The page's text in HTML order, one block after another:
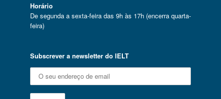
Horário
De segunda a sexta-feira das 9h às 17h (encerra quarta-
feira)
Subscrever a newsletter do IELT